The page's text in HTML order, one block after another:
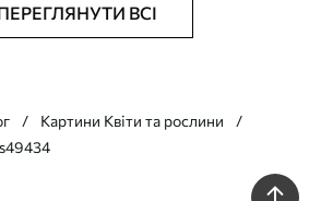
ВСІ
Картини Квіти та рослини